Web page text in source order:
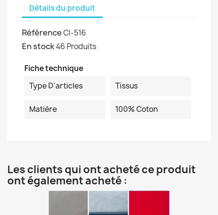
Détails du produit
RéférenceCI-516
En stock46 Produits
Fiche technique
Type D'articles
Tissus
Matière 100% Coton
Les clients qui ont acheté ce produit
ont également acheté :